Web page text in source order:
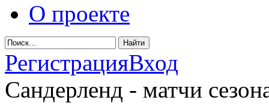
О проекте
РегистрацияВход
Сандерленд - матчи